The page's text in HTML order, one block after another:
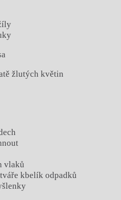
žlutých květin
vlaků
kbelík odpadků